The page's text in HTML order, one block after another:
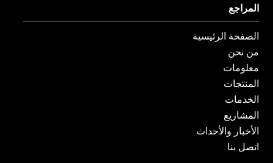
ب
و
ك
-
و
ا
م
ف
ي
المراجع
الصفحة الرئيسية
من نحن
معلومات
المنتجات
الخدمات
المشاريع
الأخبار والأحداث
اتصل بنا